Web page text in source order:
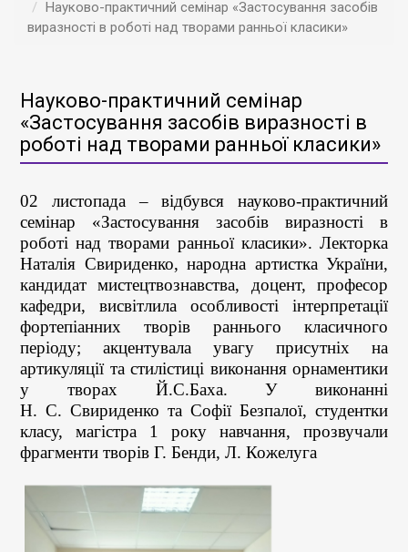
Науково-практичний семінар «Застосування засобів
виразності в роботі над творами ранньої класики»
Науково-практичний семінар
«Застосування засобів виразності в
роботі над творами ранньої класики»
02 листопада – відбувся науково-практичний
семінар «Застосування засобів виразності в
роботі над творами ранньої класики». Лекторка
Наталія Свириденко, народна артистка України,
кандидат мистецтвознавства, доцент, професор
кафедри, висвітлила особливості інтерпретації
фортепіанних творів раннього класичного
періоду; акцентувала увагу присутніх на
артикуляції та стилістиці виконання орнаментики
у творах Й.С.Баха. У виконанні
Н. С. Свириденко та Софії Безпалої, студентки
класу, магістра 1 року навчання, прозвучали
фрагменти творів Г. Бенди, Л. Кожелуга